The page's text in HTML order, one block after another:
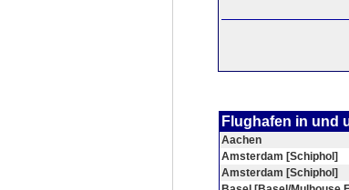
Flughafen in und
Aachen
Amsterdam [Schiphol]
Amsterdam [Schiphol]